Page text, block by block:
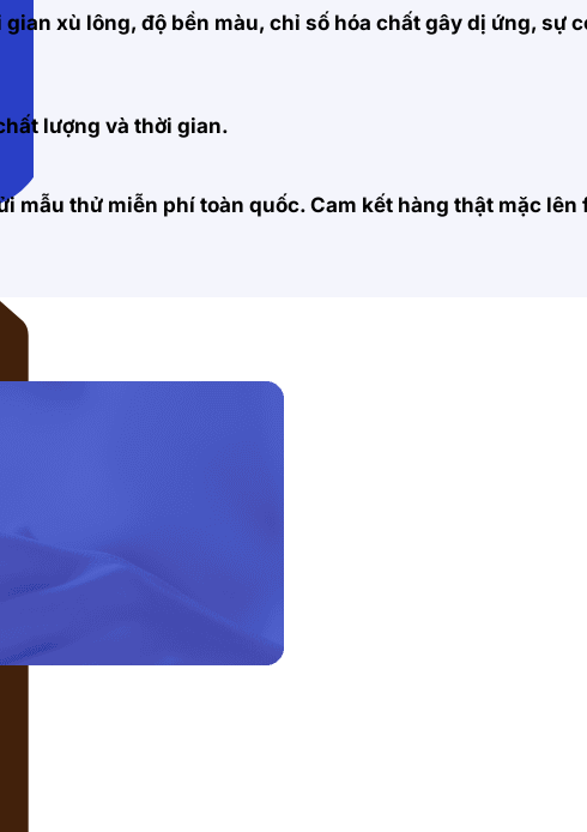
xù lông, độ bền màu, chỉ số hóa chất gây dị ứng, sự
lượng và thời gian.
mẫu thử miễn phí toàn quốc. Cam kết hàng thật mặc